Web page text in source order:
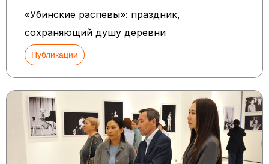
«Убинские распевы»: праздник,
сохраняющий душу деревни
Публикации